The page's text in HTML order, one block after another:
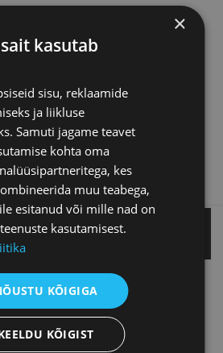
×
kasutab
sisu, reklaamide
ja liikluse
Samuti jagame teavet
kohta oma
kes
muu teabega,
esitanud või mille nad on
kasutamisest.
KÕIGIGA
KÕIGIST